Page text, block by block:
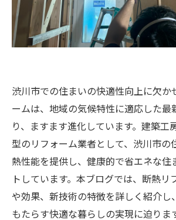
渋川市での住まいの快適性向上に欠か
ームは、地域の気候特性に適応した最
り、ますます進化しています。建築工
型のリフォーム業者として、渋川市の
熱性能を提供し、健康的で省エネな住
トしています。本ブログでは、断熱リ
や効果、新技術の特徴を詳しく紹介し
もたらす快適な暮らしの実現に迫りま